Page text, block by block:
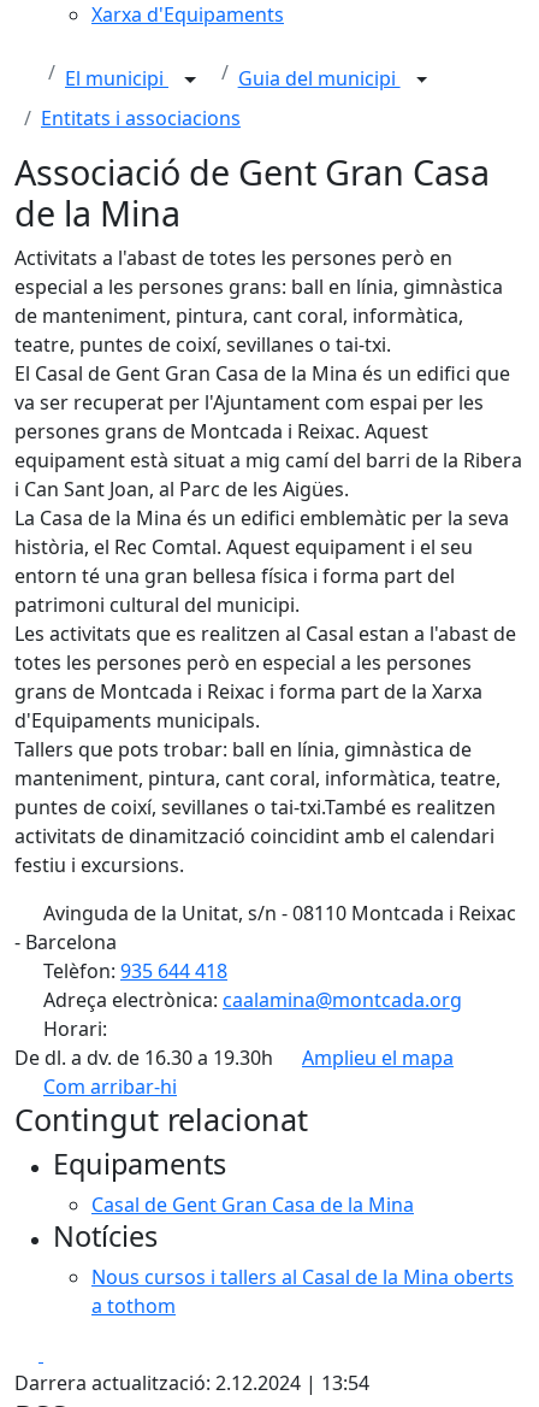
Xarxa d'Equipaments
El municipi
Guia del municipi
Entitats i associacions
Associació de Gent Gran Casa
de la Mina
Activitats a l'abast de totes les persones però en
especial a les persones grans: ball en línia, gimnàstica
de manteniment, pintura, cant coral, informàtica,
teatre, puntes de coixí, sevillanes o tai-txi.
El Casal de Gent Gran Casa de la Mina és un edifici que
va ser recuperat per l'Ajuntament com espai per les
persones grans de Montcada i Reixac. Aquest
equipament està situat a mig camí del barri de la Ribera
i Can Sant Joan, al Parc de les Aigües.
La Casa de la Mina és un edifici emblemàtic per la seva
història, el Rec Comtal. Aquest equipament i el seu
entorn té una gran bellesa física i forma part del
patrimoni cultural del municipi.
Les activitats que es realitzen al Casal estan a l'abast de
totes les persones però en especial a les persones
grans de Montcada i Reixac i forma part de la Xarxa
d'Equipaments municipals.
Tallers que pots trobar: ball en línia, gimnàstica de
manteniment, pintura, cant coral, informàtica, teatre,
puntes de coixí, sevillanes o tai-txi.També es realitzen
activitats de dinamització coincidint amb el calendari
festiu i excursions.
Avinguda de la Unitat, s/n - 08110 Montcada i Reixac
- Barcelona
Telèfon: 935 644 418
Adreça electrònica: caalamina@montcada.org
Horari:
De dl. a dv. de 16.30 a 19.30h
Amplieu el mapa
Com arribar-hi
+
Contingut relacionat
Equipaments
Casal de Gent Gran Casa de la Mina
Notícies
Nous cursos i tallers al Casal de la Mina oberts
a tothom
Darrera actualització: 2.12.2024 | 13:54